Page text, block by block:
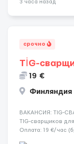
3 часа назад
срочно
TİG-
19 €
Финляндия
​​ВАКАНСИЯ: TIG-
TIG-сварщиков
Оплата: 19 €/час